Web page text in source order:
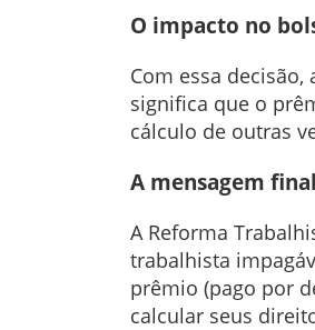
O impacto no
Com essa
significa que o
cálculo de outras
A mensagem final
A Reforma
trabalhista
prêmio (pago por
calcular seus